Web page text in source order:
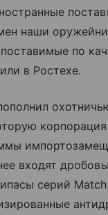
наши
по
в Ростехе.
входят
серий